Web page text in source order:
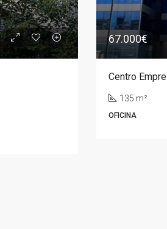
67.000€
Centro
135 m²
OFICINA